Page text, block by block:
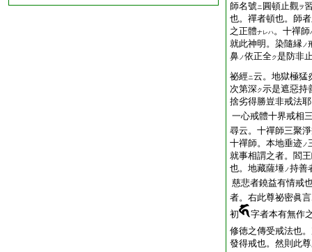
師名號ニ 圓頓止觀ヲ
也。禪者頓也。師
之正體ナレハ。十禪師
就此神明。染隨縁ノ
鼻ノ依正全ク是防非
祕經ニ云。地獄極猛
次第深ク示是遮惡持
捨劣得勝豈非戒法
一心戒體十界戒相
尋云。十禪師三聚
十禪師。本地垂迹ノ
就事相謂之者。閻
也。地藏薩埵ノ持善
慈悲者鐃益有情戒
者。右此尊祕密眞言
初
字者本有無作
修徳之傳受戒法也
發得戒也。然則此